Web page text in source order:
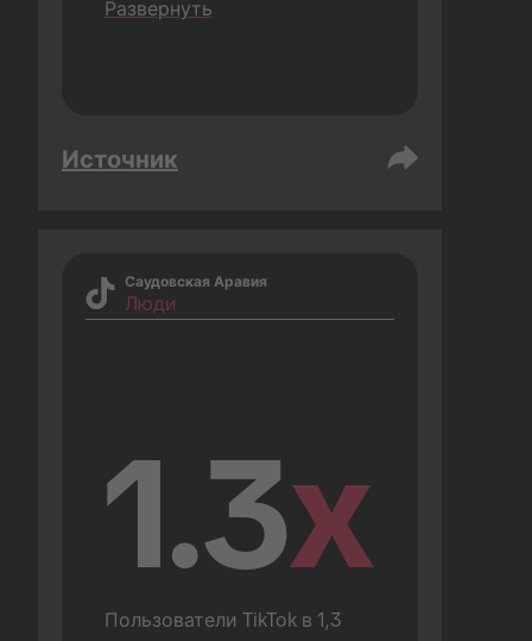
Развернуть
Источник
Саудовская Аравия
Люди
1.3x
Пользователи TikTok в 1,3